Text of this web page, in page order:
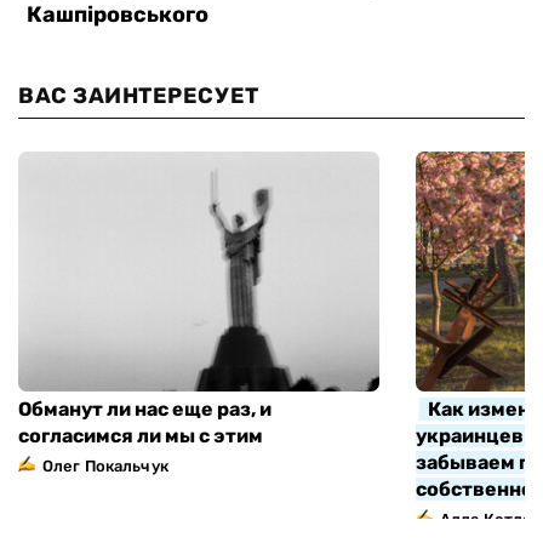
ВАС ЗАИНТЕРЕСУЕТ
Обманут ли нас еще раз, и
согласимся ли мы с этим
Олег Покальчук
Как
украинцев
забываем
Алла Котляр